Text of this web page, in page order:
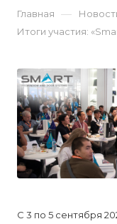
Главная —
Итоги участия:
С 3 по 5 сентября